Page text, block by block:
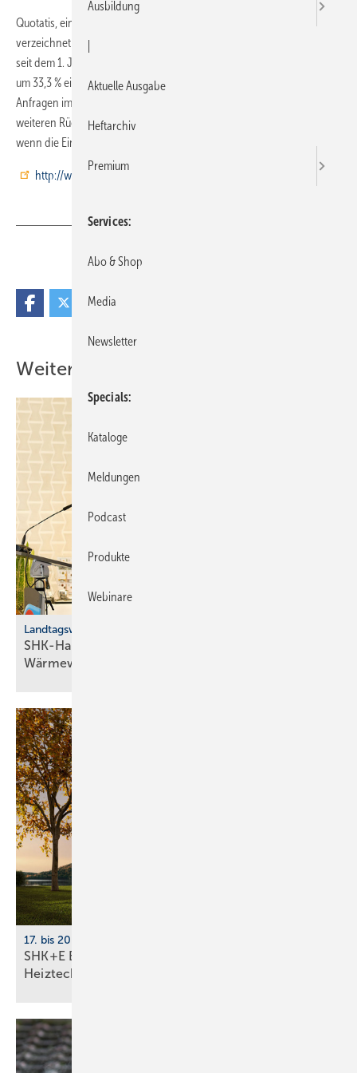
Quotatis, ein Vermittlungsportal für Handwerkerleistungen,
verzeichnet bei Photovoltaik einen starken Rückgang der Anfragen
seit dem 1. Juli 2010. Im Vergleich zum ersten Halbjahr ist der Markt
um 33,3 % eingebrochen. Verglichen mit dem Vorjahr gingen die
Anfragen im Juli sogar um 40 % zurück. Quotatis erwartet einen
weiteren Rückgang ab Oktober und besonders zum Jahreswechsel,
wenn die Einspeisevergütung für Solarstrom abgesenkt wird.
http://www.quotatis.de
Teilen
Weitere Inhalte
Landtagswahl 2026, Baden-Württemberg
SHK-Handwerk fordert „Energie­frieden“ für die
Wärme­wende
17. bis 20. März 2026, Messe Essen
SHK+E Essen 2026: Sanitär-, Wasser-, Luft- und
Heiztechnik
Ausbildung
Aktuelle Ausgabe
Heftarchiv
Premium
Services
Abo & Shop
Media
Newsletter
Specials
Kataloge
Meldungen
Podcast
Produkte
Webinare